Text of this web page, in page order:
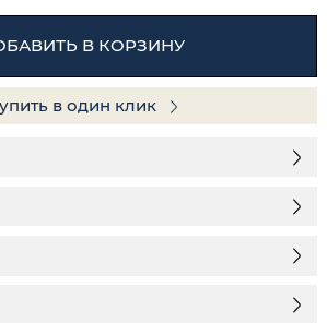
В КОРЗИНУ
в один клик